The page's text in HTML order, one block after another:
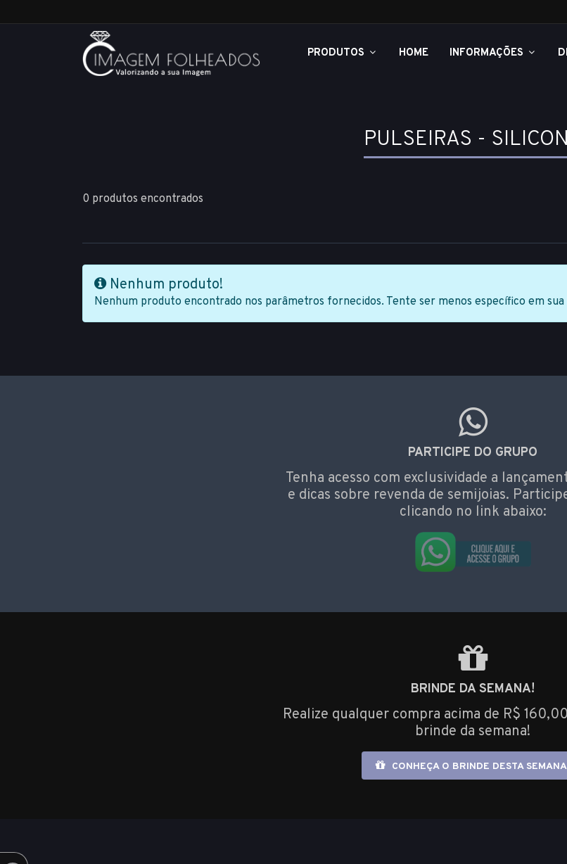
PRODUTOS HOME INFORMAÇÕES
PULSEIRAS -
0 produtos encontrados
Nenhum produto!
Nenhum produto encontrado nos parâmetros fornecidos. Tente ser menos específico em
PARTICIPE DO GRUPO
Tenha acesso com exclusividade a
e dicas sobre revenda de semijoias.
clicando no link abaixo:
BRINDE DA SEMANA!
Realize qualquer compra acima de R$
brinde da semana!
CONHEÇA O BRINDE DESTA